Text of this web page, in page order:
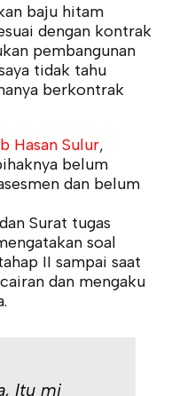
baju hitam
dengan kontrak
pembangunan
tidak tahu
berkontrak
Hasan Sulur,
belum
dan belum
Surat tugas
soal
II sampai saat
dan mengaku
Itu mi